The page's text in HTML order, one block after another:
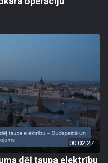
00:02:27
dēļ taupa elektrību